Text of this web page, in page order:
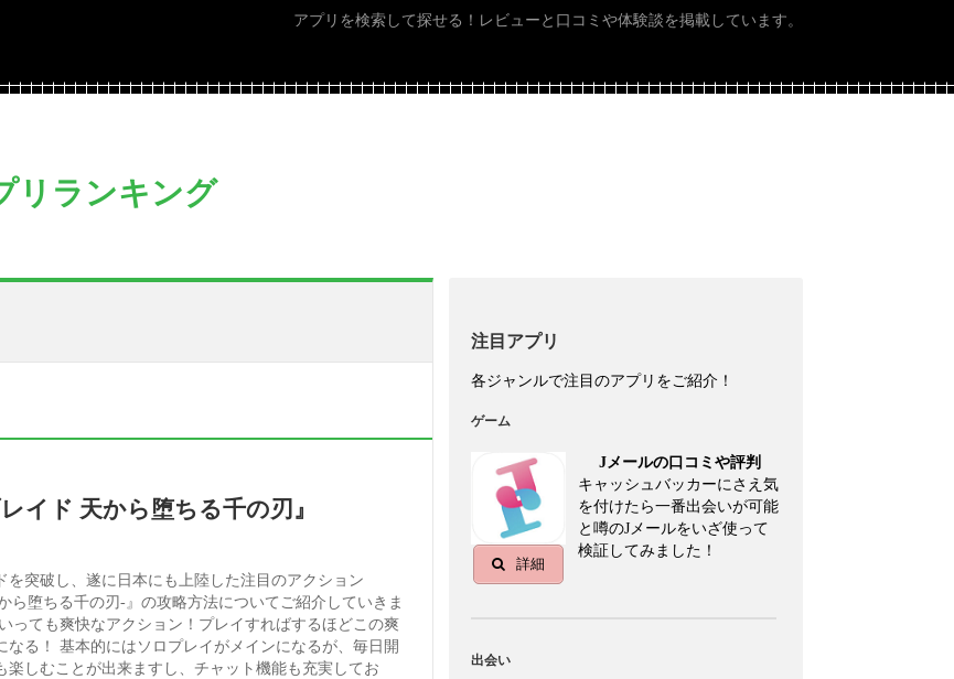
アプリを検索して探せる！レビューと口コミや体験談を掲載しています。
リランキング
イド 天から堕ちる千の刃』
を突破し、遂に日本にも上陸した注目のアクション
ら堕ちる千の刃-』の攻略方法についてご紹介していきま
っても爽快なアクション！プレイすればするほどこの爽
なる！ 基本的にはソロプレイがメインになるが、毎日開
楽しむことが出来ますし、チャット機能も充実してお
注目アプリ
各ジャンルで注目のアプリをご紹介！
ゲーム
詳細
Jメールの口コミや評判
キャッシュバッカーにさえ気
を付けたら一番出会いが可能
と噂のJメールをいざ使って
検証してみました！
出会い